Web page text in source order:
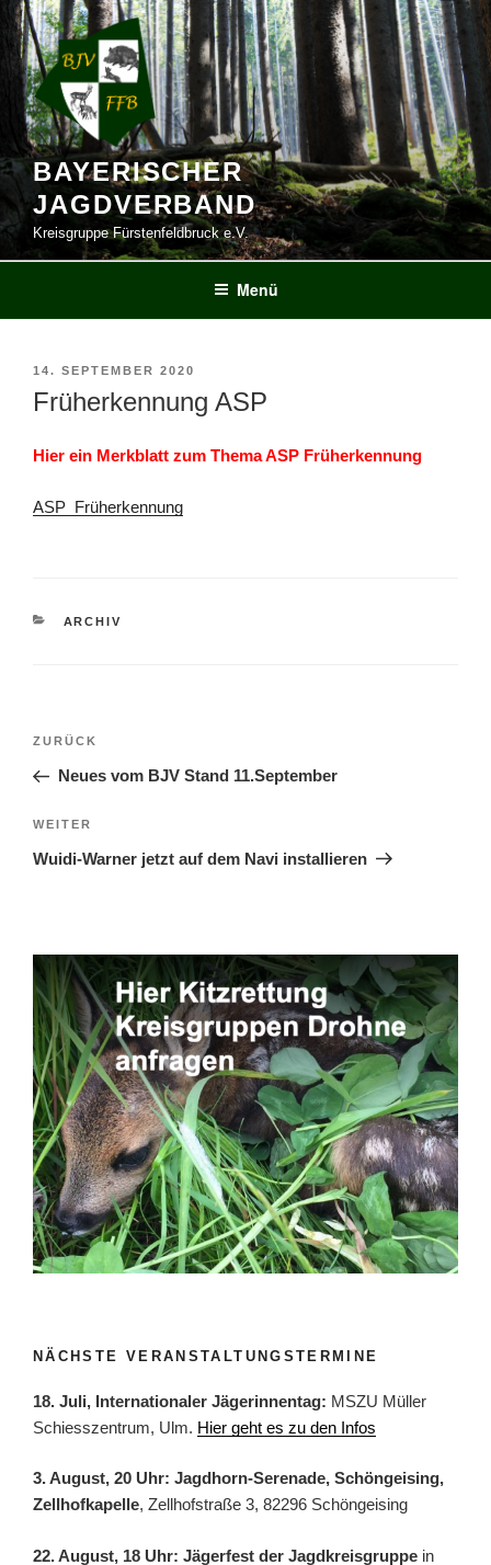
Zum
Inhalt
springen
BAYERISCHER
JAGDVERBAND
Kreisgruppe Fürstenfeldbruck e.V.
Menü
VERÖFFENTLICHT
AM
14. SEPTEMBER 2020
Früherkennung ASP
Hier ein Merkblatt zum Thema ASP Früherkennung
ASP_Früherkennung
KATEGORIEN
ARCHIV
Beitragsnavigation
Vorheriger
Beitrag
ZURÜCK
Neues vom BJV Stand 11.September
Nächster
Beitrag
WEITER
Wuidi-Warner jetzt auf dem Navi installieren
NÄCHSTE VERANSTALTUNGSTERMINE
18. Juli, Internationaler Jägerinnentag: MSZU Müller
Schiesszentrum, Ulm. Hier geht es zu den Infos
3. August, 20 Uhr: Jagdhorn-Serenade, Schöngeising,
Zellhofkapelle, Zellhofstraße 3, 82296 Schöngeising
22. August, 18 Uhr: Jägerfest der Jagdkreisgruppe in